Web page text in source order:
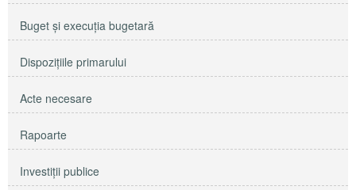
Buget şi execuţia bugetară
Dispoziţiile primarului
Acte necesare
Rapoarte
Investiţii publice